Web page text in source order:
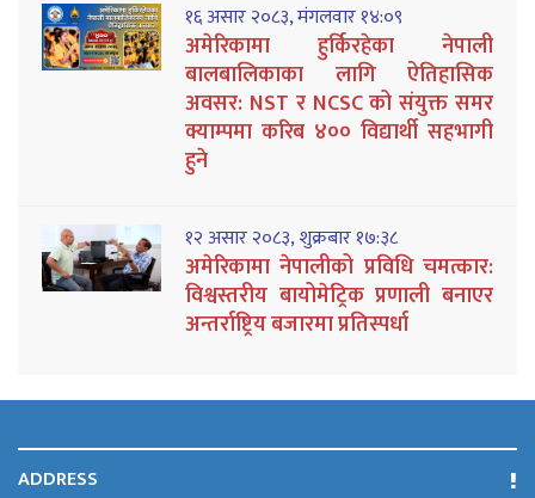
१६ असार २०८३, मंगलवार १४:०९
अमेरिकामा हुर्किरहेका नेपाली
बालबालिकाका लागि ऐतिहासिक
अवसर: NST र NCSC को संयुक्त समर
क्याम्पमा करिब ४०० विद्यार्थी सहभागी
हुने
१२ असार २०८३, शुक्रबार १७:३८
अमेरिकामा नेपालीको प्रविधि चमत्कार:
विश्वस्तरीय बायोमेट्रिक प्रणाली बनाएर
अन्तर्राष्ट्रिय बजारमा प्रतिस्पर्धा
ADDRESS